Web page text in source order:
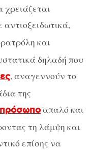
χρειάζεται
αντιοξειδωτικά,
και
δηλαδή που
, αναγεννούν το
της
πρόσωποαπαλό και
τη λάμψη και
επίσης να